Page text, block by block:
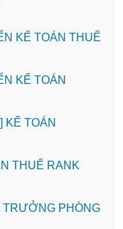
KẾ TOÁN THUẾ
KẾ TOÁN
KẾ TOÁN
THUẾ RANK
TRƯỞNG PHÒNG